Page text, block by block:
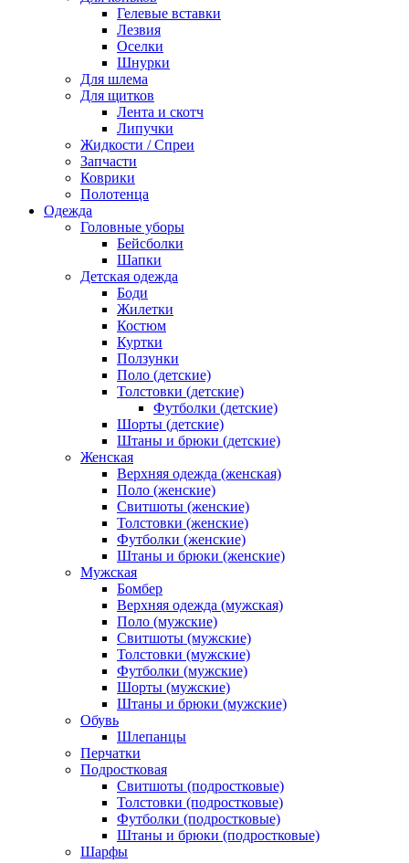
Гелевые вставки
Лезвия
Оселки
Шнурки
Для шлема
Для щитков
Лента и скотч
Липучки
Жидкости / Спреи
Запчасти
Коврики
Полотенца
Одежда
Головные уборы
Бейсболки
Шапки
Детская одежда
Боди
Жилетки
Костюм
Куртки
Ползунки
Поло (детские)
Толстовки (детские)
Футболки (детские)
Шорты (детские)
Штаны и брюки (детские)
Женская
Верхняя одежда (женская)
Поло (женские)
Свитшоты (женские)
Толстовки (женские)
Футболки (женские)
Штаны и брюки (женские)
Мужская
Бомбер
Верхняя одежда (мужская)
Поло (мужские)
Свитшоты (мужские)
Толстовки (мужские)
Футболки (мужские)
Шорты (мужские)
Штаны и брюки (мужские)
Обувь
Шлепанцы
Перчатки
Подростковая
Свитшоты (подростковые)
Толстовки (подростковые)
Футболки (подростковые)
Штаны и брюки (подростковые)
Шарфы